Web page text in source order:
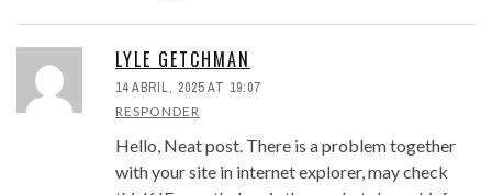
LYLE GETCHMAN
14 ABRIL, 2025 AT 19:07
RESPONDER
Hello, Neat post. There is a problem together
with your site in internet explorer, may check